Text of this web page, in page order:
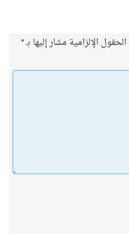
الحقول الإلزامية مشار إليها بـ*